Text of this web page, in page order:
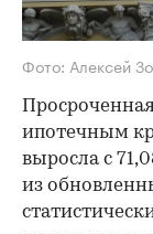
Фото: Алексей
ипотечным
выросла с
из